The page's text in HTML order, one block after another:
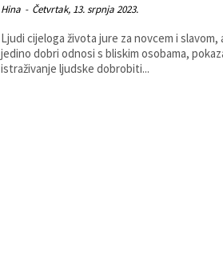
Hina - Četvrtak, 13. srpnja 2023.
Ljudi cijeloga života jure za novcem i
jedino dobri odnosi s bliskim osobama,
istraživanje ljudske dobrobiti...